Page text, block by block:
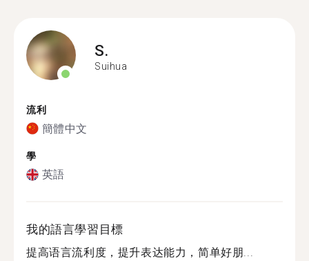
S.
Suihua
流利
簡體中文
學
英語
我的語言學習目標
提高语言流利度，提升表达能力，简单好朋...